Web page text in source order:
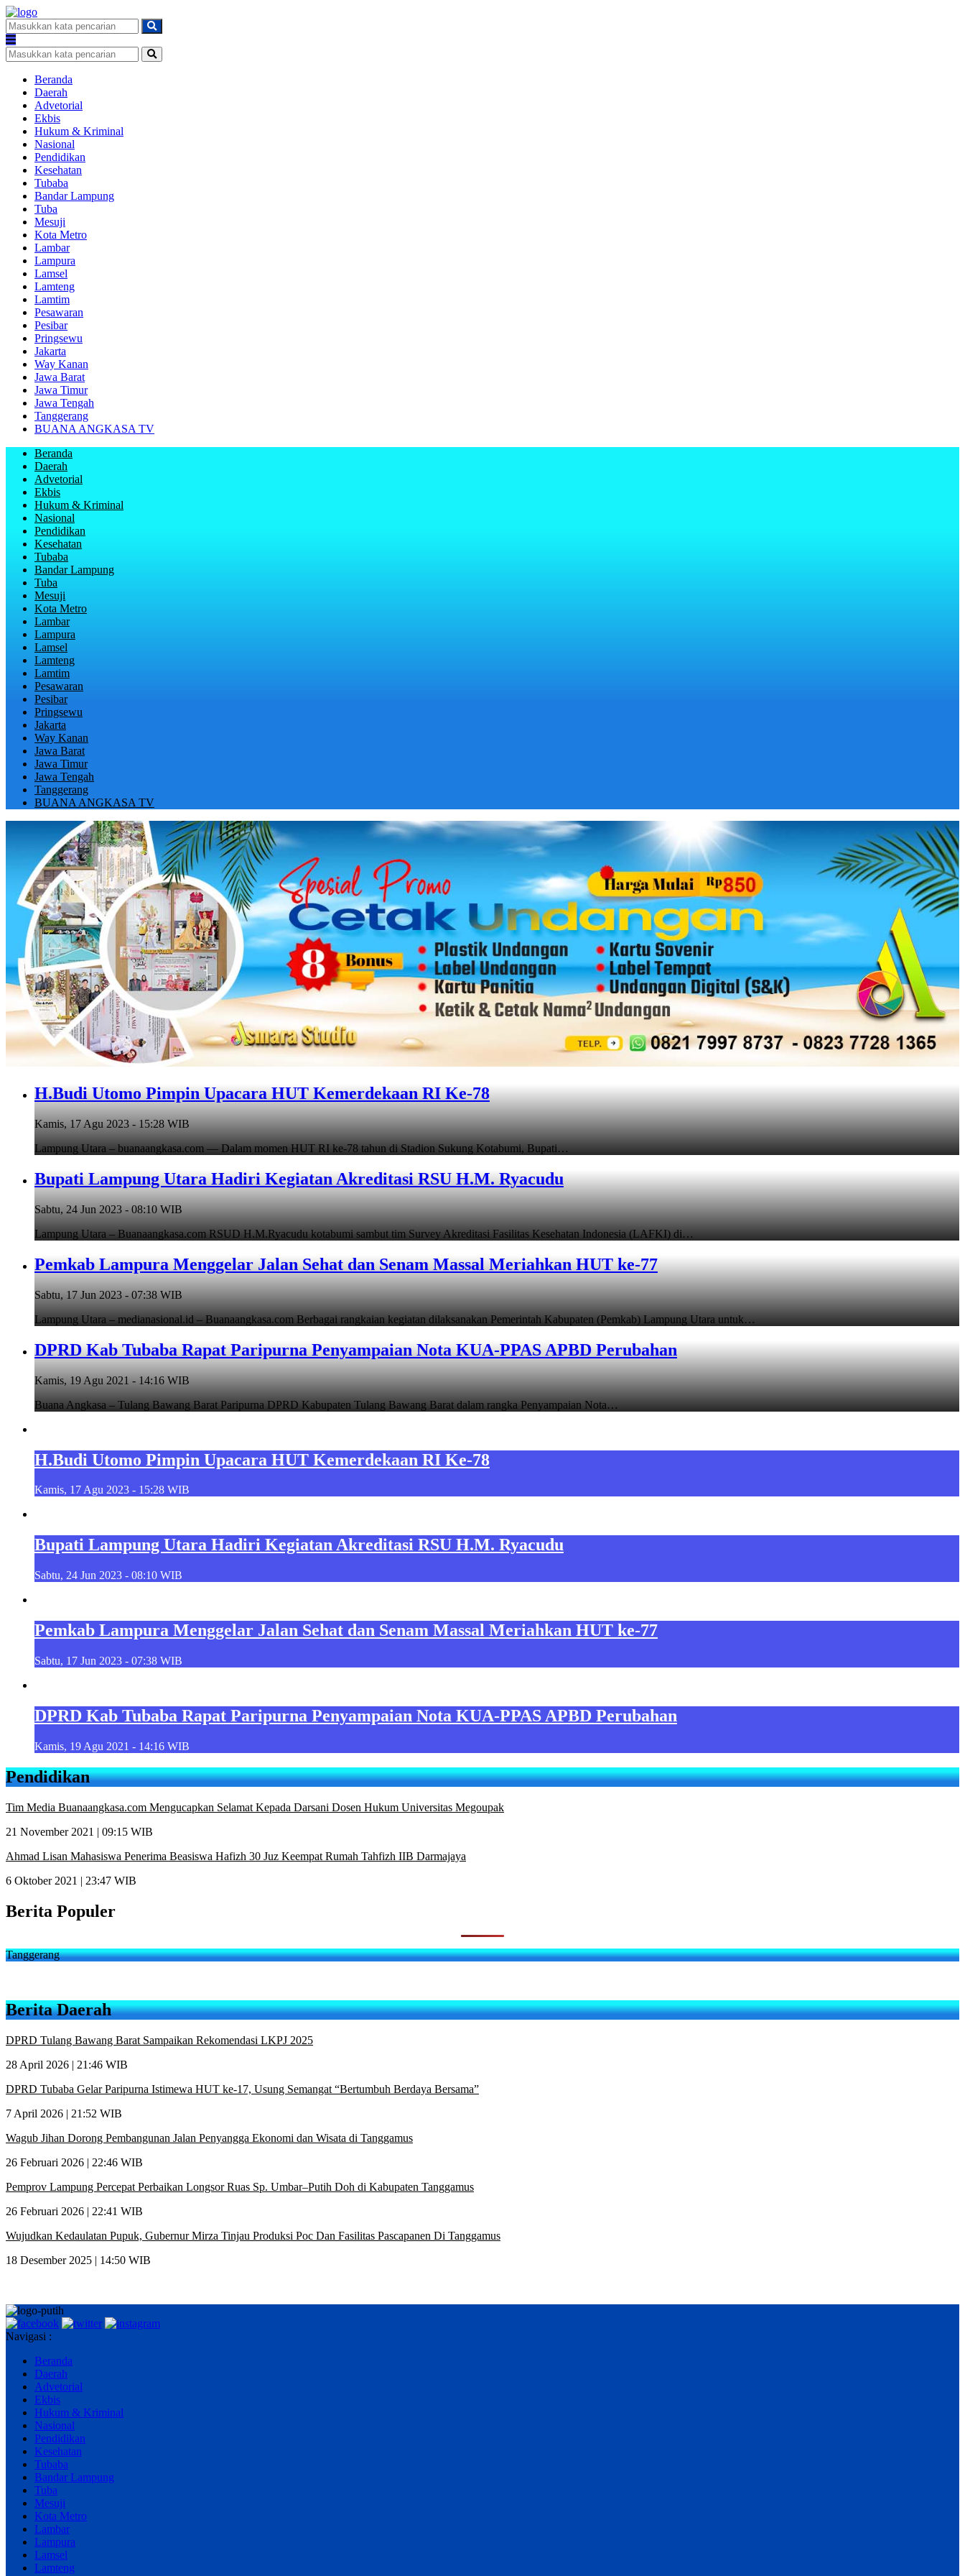
Beranda
Daerah
Advetorial
Ekbis
Hukum & Kriminal
Nasional
Pendidikan
Kesehatan
Tubaba
Bandar Lampung
Tuba
Mesuji
Kota Metro
Lambar
Lampura
Lamsel
Lamteng
Lamtim
Pesawaran
Pesibar
Pringsewu
Jakarta
Way Kanan
Jawa Barat
Jawa Timur
Jawa Tengah
Tanggerang
BUANA ANGKASA TV
Beranda
Daerah
Advetorial
Ekbis
Hukum & Kriminal
Nasional
Pendidikan
Kesehatan
Tubaba
Bandar Lampung
Tuba
Mesuji
Kota Metro
Lambar
Lampura
Lamsel
Lamteng
Lamtim
Pesawaran
Pesibar
Pringsewu
Jakarta
Way Kanan
Jawa Barat
Jawa Timur
Jawa Tengah
Tanggerang
BUANA ANGKASA TV
H.Budi Utomo Pimpin Upacara HUT Kemerdekaan RI Ke-78
Kamis, 17 Agu 2023 - 15:28 WIB
Lampung Utara – buanaangkasa.com — Dalam momen HUT RI ke-78 tahun di Stadion Sukung Kotabumi, Bupati…
Bupati Lampung Utara Hadiri Kegiatan Akreditasi RSU H.M. Ryacudu
Sabtu, 24 Jun 2023 - 08:10 WIB
Lampung Utara – Buanaangkasa.com RSUD H.M.Ryacudu kotabumi sambut tim Survey Akreditasi Fasilitas Kesehatan Indonesia (LAFKI) di…
Pemkab Lampura Menggelar Jalan Sehat dan Senam Massal Meriahkan HUT ke-77
Sabtu, 17 Jun 2023 - 07:38 WIB
Lampung Utara – medianasional.id – Buanaangkasa.com Berbagai rangkaian kegiatan dilaksanakan Pemerintah Kabupaten (Pemkab) Lampung Utara untuk…
DPRD Kab Tubaba Rapat Paripurna Penyampaian Nota KUA-PPAS APBD Perubahan
Kamis, 19 Agu 2021 - 14:16 WIB
Buana Angkasa – Tulang Bawang Barat Paripurna DPRD Kabupaten Tulang Bawang Barat dalam rangka Penyampaian Nota…
H.Budi Utomo Pimpin Upacara HUT Kemerdekaan RI Ke-78
Kamis, 17 Agu 2023 - 15:28 WIB
Bupati Lampung Utara Hadiri Kegiatan Akreditasi RSU H.M. Ryacudu
Sabtu, 24 Jun 2023 - 08:10 WIB
Pemkab Lampura Menggelar Jalan Sehat dan Senam Massal Meriahkan HUT ke-77
Sabtu, 17 Jun 2023 - 07:38 WIB
DPRD Kab Tubaba Rapat Paripurna Penyampaian Nota KUA-PPAS APBD Perubahan
Kamis, 19 Agu 2021 - 14:16 WIB
Pendidikan
Tim Media Buanaangkasa.com Mengucapkan Selamat Kepada Darsani Dosen Hukum Universitas Megoupak
21 November 2021 | 09:15 WIB
Ahmad Lisan Mahasiswa Penerima Beasiswa Hafizh 30 Juz Keempat Rumah Tahfizh IIB Darmajaya
6 Oktober 2021 | 23:47 WIB
Berita Populer
Tanggerang
Berita Daerah
DPRD Tulang Bawang Barat Sampaikan Rekomendasi LKPJ 2025
28 April 2026 | 21:46 WIB
DPRD Tubaba Gelar Paripurna Istimewa HUT ke-17, Usung Semangat “Bertumbuh Berdaya Bersama”
7 April 2026 | 21:52 WIB
Wagub Jihan Dorong Pembangunan Jalan Penyangga Ekonomi dan Wisata di Tanggamus
26 Februari 2026 | 22:46 WIB
Pemprov Lampung Percepat Perbaikan Longsor Ruas Sp. Umbar–Putih Doh di Kabupaten Tanggamus
26 Februari 2026 | 22:41 WIB
Wujudkan Kedaulatan Pupuk, Gubernur Mirza Tinjau Produksi Poc Dan Fasilitas Pascapanen Di Tanggamus
18 Desember 2025 | 14:50 WIB
Navigasi :
Beranda
Daerah
Advetorial
Ekbis
Hukum & Kriminal
Nasional
Pendidikan
Kesehatan
Tubaba
Bandar Lampung
Tuba
Mesuji
Kota Metro
Lambar
Lampura
Lamsel
Lamteng